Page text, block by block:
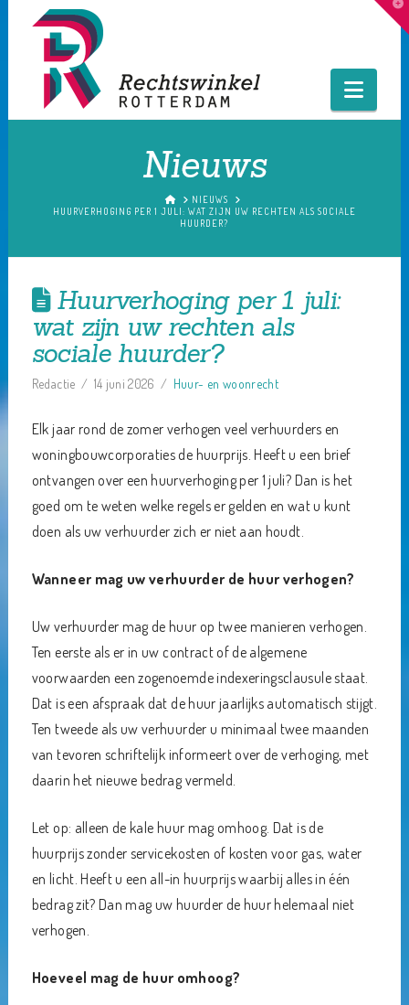
Nieuws
HOMENIEUWS
HUURVERHOGING PER 1 JULI: WAT ZIJN UW RECHTEN ALS SOCIALE
HUURDER?
Huurverhoging per 1 juli:
wat zijn uw rechten als
sociale huurder?
Redactie 14 juni 2026 Huur- en woonrecht
Elk jaar rond de zomer verhogen veel verhuurders en
woningbouwcorporaties de huurprijs. Heeft u een brief
ontvangen over een huurverhoging per 1 juli? Dan is het
goed om te weten welke regels er gelden en wat u kunt
doen als uw verhuurder zich er niet aan houdt.
Wanneer mag uw verhuurder de huur verhogen?
Uw verhuurder mag de huur op twee manieren verhogen.
Ten eerste als er in uw contract of de algemene
voorwaarden een zogenoemde indexeringsclausule staat.
Dat is een afspraak dat de huur jaarlijks automatisch stijgt.
Ten tweede als uw verhuurder u minimaal twee maanden
van tevoren schriftelijk informeert over de verhoging, met
daarin het nieuwe bedrag vermeld.
Let op: alleen de kale huur mag omhoog. Dat is de
huurprijs zonder servicekosten of kosten voor gas, water
en licht. Heeft u een all-in huurprijs waarbij alles in één
bedrag zit? Dan mag uw huurder de huur helemaal niet
verhogen.
Hoeveel mag de huur omhoog?